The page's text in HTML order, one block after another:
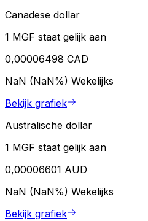
Canadese dollar
1 MGF staat gelijk aan
0,00006498 CAD
NaN (NaN%) Wekelijks
Bekijk grafiek
Australische dollar
1 MGF staat gelijk aan
0,00006601 AUD
NaN (NaN%) Wekelijks
Bekijk grafiek